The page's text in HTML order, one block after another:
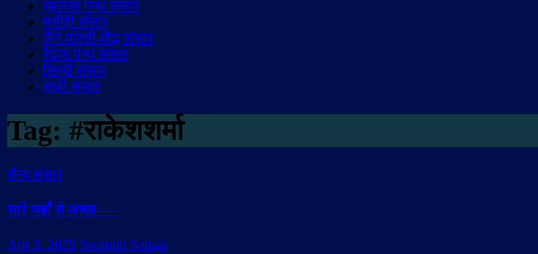
ख़ालसा पन्थ संसार
मसीही संसार
जैन-पारसी-बौद्ध संसार
रैदास पन्थ संसार
सिन्धी संसार
सूफी संसार
Tag: #राकेशशर्मा
सैन्य संसार
सारे जहाँ से अच्छा—–
Apr 3, 2025 Swapnil Sansar